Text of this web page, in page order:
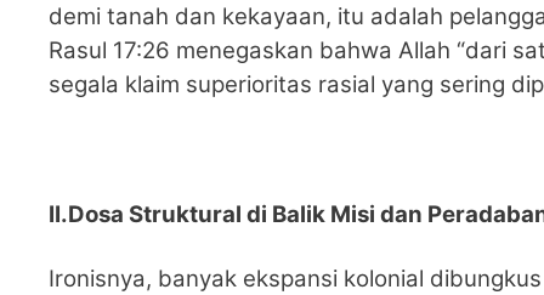
demi tanah dan kekayaan, itu adalah
Rasul 17:26 menegaskan bahwa Allah “dari
segala klaim superioritas rasial yang sering
II.Dosa Struktural di Balik Misi dan
Ironisnya, banyak ekspansi kolonial